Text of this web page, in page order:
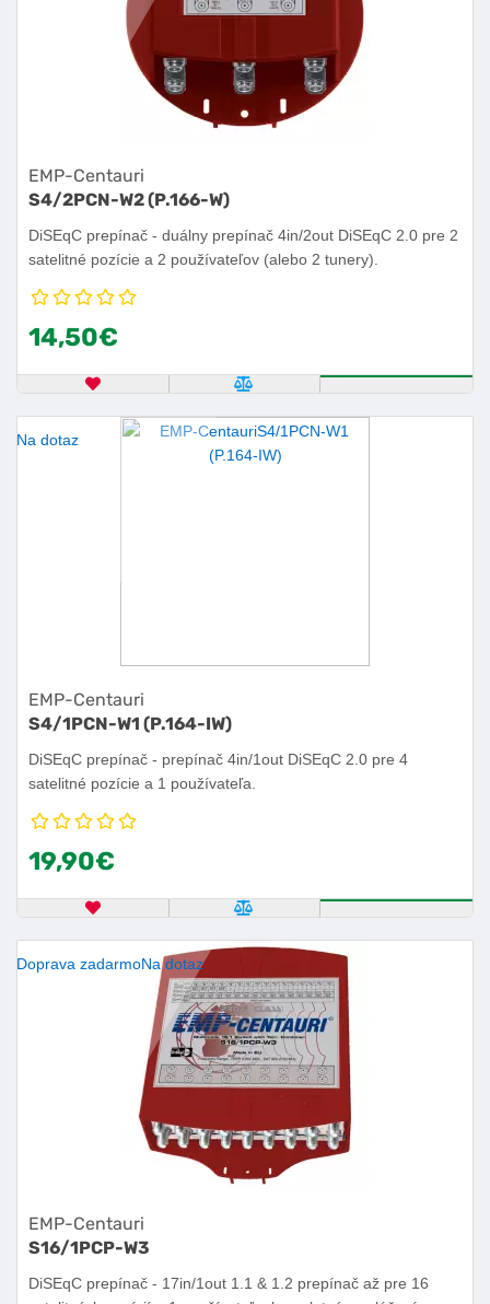
EMP-Centauri
S4/2PCN-W2 (P.166-W)
DiSEqC prepínač - duálny prepínač 4in/2out DiSEqC 2.0 pre 2
satelitné pozície a 2 používateľov (alebo 2 tunery).
14,50€
OBĽÚBENÝ PRODUKT POROVNAŤ PRODUKT
Na dotaz
EMP-Centauri
S4/1PCN-W1 (P.164-IW)
DiSEqC prepínač - prepínač 4in/1out DiSEqC 2.0 pre 4
satelitné pozície a 1 používateľa.
19,90€
OBĽÚBENÝ PRODUKT POROVNAŤ PRODUKT
Doprava zadarmoNa dotaz
EMP-Centauri
S16/1PCP-W3
DiSEqC prepínač - 17in/1out 1.1 & 1.2 prepínač až pre 16